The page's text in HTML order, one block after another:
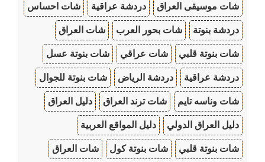
شات موسيقى العراق دردشة عراقية شات احساس
دردشة بنوتة شات بحور العرب شات العراق
شات بنوتة قلبي شات عراقي شات بنوتة عسل
دردشة عراقية دردشة الرياض شات بنوتة للجوال
شات وناسه تايم شات ترند العراق دليل العراق
دليل العراق الدولي دليل المواقع العربية
شات بنوتة قلبي شات بنوتة كول شات العراق